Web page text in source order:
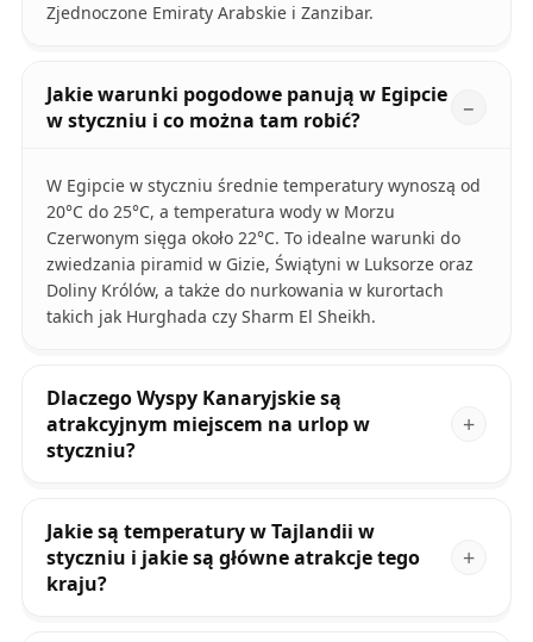
Zjednoczone Emiraty Arabskie i Zanzibar.
Jakie warunki pogodowe panują w Egipcie
w styczniu i co można tam robić?
W Egipcie w styczniu średnie temperatury wynoszą od
20°C do 25°C, a temperatura wody w Morzu
Czerwonym sięga około 22°C. To idealne warunki do
zwiedzania piramid w Gizie, Świątyni w Luksorze oraz
Doliny Królów, a także do nurkowania w kurortach
takich jak Hurghada czy Sharm El Sheikh.
Dlaczego Wyspy Kanaryjskie są
atrakcyjnym miejscem na urlop w
styczniu?
Jakie są temperatury w Tajlandii w
styczniu i jakie są główne atrakcje tego
kraju?